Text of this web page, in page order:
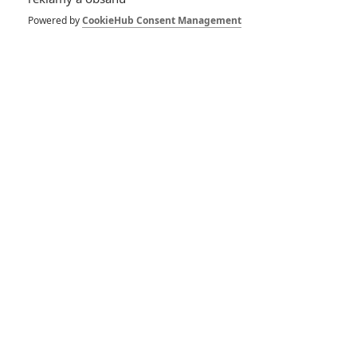
Jeden čas se mluvilo o tom, že snímek bude uvedený rovnou
Powered byCookieHub Consent Management